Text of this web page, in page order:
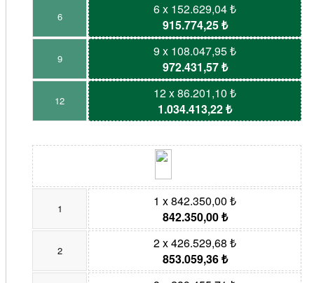
6
6 x 152.629,04 ₺
915.774,25 ₺
9
9 x 108.047,95 ₺
972.431,57 ₺
12
12 x 86.201,10 ₺
1.034.413,22 ₺
1
1 x 842.350,00 ₺
842.350,00 ₺
2
2 x 426.529,68 ₺
853.059,36 ₺